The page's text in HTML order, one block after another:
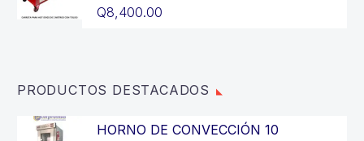
Q3,200.00.
es:
Q8,400.00
PRODUCTOS DESTACADOS
HORNO DE CONVECCIÓN 10